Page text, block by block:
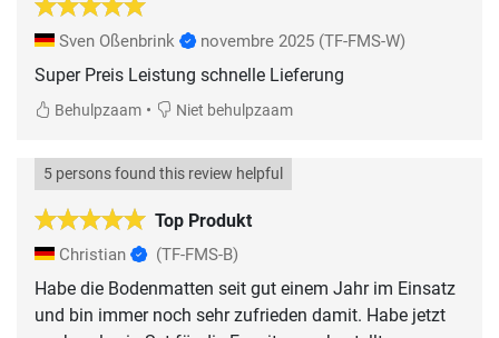
Sven Oßenbrink novembre 2025 (TF-FMS-W)
Super Preis Leistung schnelle Lieferung
Behulpzaam • Niet behulpzaam
Top Produkt
5 persons found this review helpful
Christian (TF-FMS-B)
Habe die Bodenmatten seit gut einem Jahr im Einsatz
und bin immer noch sehr zufrieden damit. Habe jetzt